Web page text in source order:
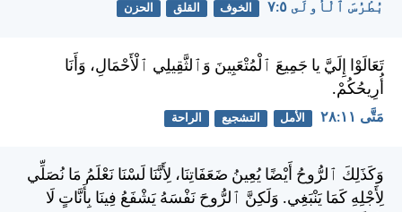
بُطْرُسَ ٱلْأُولَى ٥:‏٧ الخوف القلق الحزن
تَعَالَوْا إِلَيَّ يا جَمِيعَ ٱلْمُتْعَبِينَ وَٱلثَّقِيلِي ٱلْأَحْمَالِ، وَأَنَا
أُرِيحُكُمْ.
مَتَّى ١١:‏٢٨ الأمل التشجيع الراحة
وَكَذَلِكَ ٱلرُّوحُ أَيْضًا يُعِينُ ضَعَفَاتِنَا، لِأَنَّنَا لَسْنَا نَعْلَمُ مَا نُصَلِّي
لِأَجْلِهِ كَمَا يَنْبَغِي. وَلَكِنَّ ٱلرُّوحَ نَفْسَهُ يَشْفَعُ فِينَا بِأَنَّاتٍ لَا